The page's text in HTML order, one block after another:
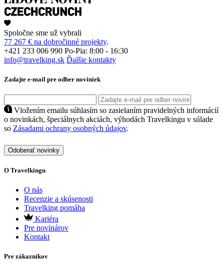
Spoločne sme už vybrali
77 267 € na dobročinné projekty.
+421 233 006 990 Po-Pia: 8:00 - 16:30
info@travelking.sk Ďalšie kontakty
Zadajte e-mail pre odber noviniek
Vložením emailu súhlasím so zasielaním pravidelných informácií
o novinkách, špeciálnych akciách, výhodách Travelkingu v súlade
so Zásadami ochrany osobných údajov.
Odoberať novinky
O Travelkingu
O nás
Recenzie a skúsenosti
Travelking pomáha
Kariéra
Pre novinárov
Kontakt
Pre zákazníkov